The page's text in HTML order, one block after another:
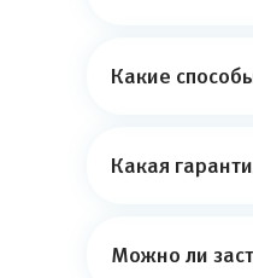
Какие
Какая
Можно ли